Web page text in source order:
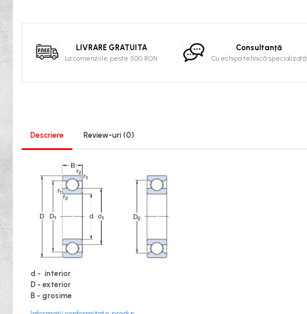
Curele Dintate
AVX
XPA
XPB
XPZ
Chei
Chei Cu Clichet
Chei Dinamometrice
Chei Fixe/Combinate
Chei Pentru Filtre
Chei Reglabile
Extractoare/Inductoare
Tubulare
LIVRARE GRATUITA
La comenziile peste 500 RON
Consultanță
Cu echipa tehnică specializată
Descriere Review-uri (0)
d - interior
D - exterior
B - grosime